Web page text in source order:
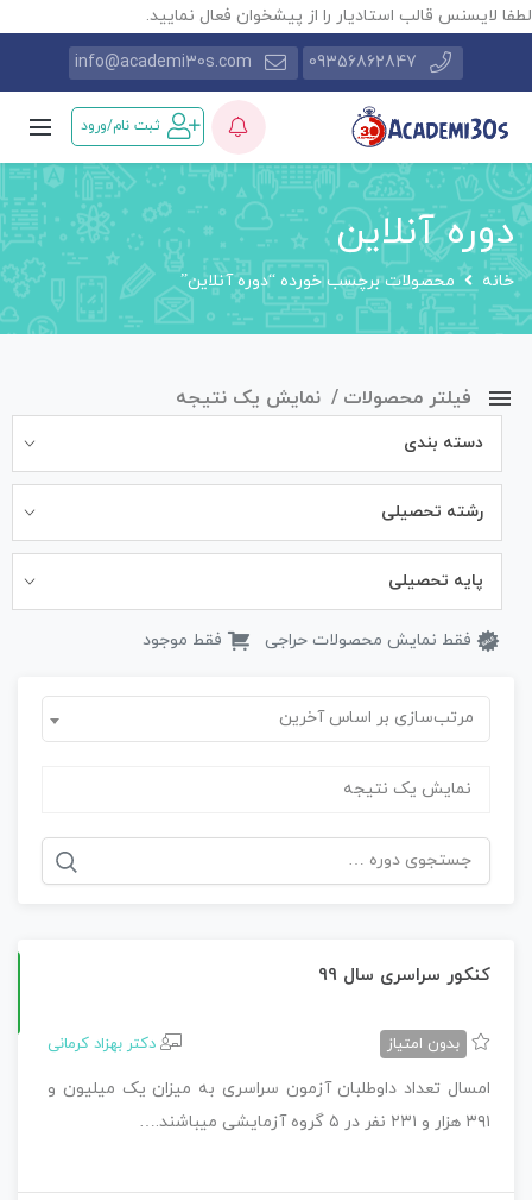
لطفا لایسنس قالب استادیار را از پیشخوان فعال نمایید.
09356862847
info@academi30s.com
ثبت نام/ورود
دوره آنلاین
خانه محصولات برچسب خورده “دوره آنلاین”
فیلتر محصولات نمایش یک نتیجه
دسته بندی
رشته تحصیلی
پایه تحصیلی
فقط نمایش محصولات حراجی فقط موجود
مرتب‌سازی بر اساس آخرین
نمایش یک نتیجه
جستجو
برای:
کنکور سراسری سال 99
بدون امتیاز دکتر بهزاد کرمانی
امسال تعداد داوطلبان آزمون سراسری به میزان یک میلیون و
۳۹۱ هزار و ۲۳۱ نفر در ۵ گروه آزمایشی میباشند.…